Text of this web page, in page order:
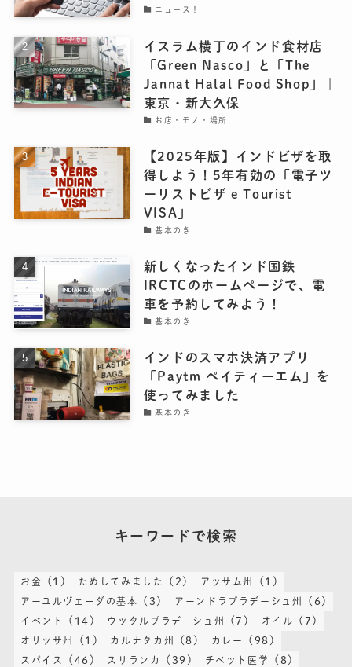
ニュース！
イスラム横丁のインド食材店
「Green Nasco」と「The
Jannat Halal Food Shop」｜
東京・新大久保
お店・モノ・場所
【2025年版】インドビザを取
得しよう！5年有効の「電子ツ
ーリストビザ e Tourist
VISA」
基本のき
新しくなったインド国鉄
IRCTCのホームページで、電
車を予約してみよう！
基本のき
インドのスマホ決済アプリ
「Paytm ペイティーエム」を
使ってみました
基本のき
キーワードで検索
お金 (1) ためしてみました (2) アッサム州 (1)
アーユルヴェーダの基本 (3) アーンドラプラデーシュ州 (6)
イベント (14) ウッタルプラデーシュ州 (7) オイル (7)
オリッサ州 (1) カルナタカ州 (8) カレー (98)
スパイス (46) スリランカ (39) チベット医学 (8)